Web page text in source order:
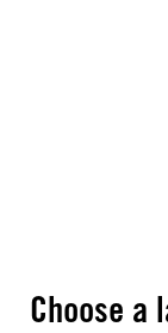
Choose a